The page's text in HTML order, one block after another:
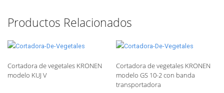
Productos Relacionados
Cortadora de vegetales KRONEN
modelo KUJ V
Cortadora de vegetales KRONEN
modelo GS 10-2 con banda
transportadora